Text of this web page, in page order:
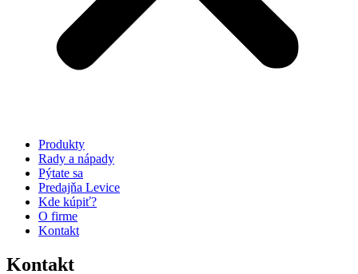
Produkty
Rady a nápady
Pýtate sa
Predajňa Levice
Kde kúpiť?
O firme
Kontakt
Kontakt